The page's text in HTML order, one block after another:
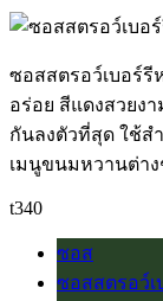
ซอสสตรอว์เบอร์
อร่อย สีแดงสวยง
กันลงตัวที่สุด ใช้ส
เมนูขนมหวานต่า
t340
ซอส
ซอสสตรอว์เ